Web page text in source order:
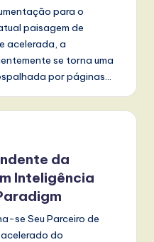
para o
paisagem de
acelerada, a
se torna uma
por páginas…
da
Inteligência
se Seu Parceiro de
do